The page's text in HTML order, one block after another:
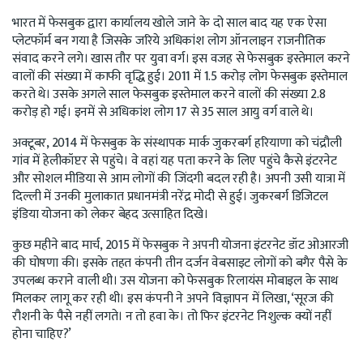
भारत में फेसबुक द्वारा कार्यालय खोले जाने के दो साल बाद यह एक ऐसा
प्लेटफॉर्म बन गया है जिसके जरिये अधिकांश लोग ऑनलाइन राजनीतिक
संवाद करने लगे। खास तौर पर युवा वर्ग। इस वजह से फेसबुक इस्तेमाल करने
वालों की संख्या में काफी वृद्धि हुई। 2011 में 1.5 करोड़ लोग फेसबुक इस्तेमाल
करते थे। उसके अगले साल फेसबुक इस्तेमाल करने वालों की संख्या 2.8
करोड़ हो गई। इनमें से अधिकांश लोग 17 से 35 साल आयु वर्ग वाले थे।
अक्टूबर, 2014 में फेसबुक के संस्थापक मार्क जुकरबर्ग हरियाणा को चंद्रौली
गांव में हेलीकॉप्टर से पहुंचे। वे वहां यह पता करने के लिए पहुंचे कैसे इंटरनेट
और सोशल मीडिया से आम लोगों की जिंदगी बदल रही है। अपनी उसी यात्रा में
दिल्ली में उनकी मुलाकात प्रधानमंत्री नरेंद्र मोदी से हुई। जुकरबर्ग डिजिटल
इंडिया योजना को लेकर बेहद उत्साहित दिखे।
कुछ महीने बाद मार्च, 2015 में फेसबुक ने अपनी योजना इंटरनेट डॉट ओआरजी
की घोषणा की। इसके तहत कंपनी तीन दर्जन वेबसाइट लोगों को बगैर पैसे के
उपलब्ध कराने वाली थी। उस योजना को फेसबुक रिलायंस मोबाइल के साथ
मिलकर लागू कर रही थी। इस कंपनी ने अपने विज्ञापन में लिखा, ‘सूरज की
रौशनी के पैसे नहीं लगते। न तो हवा के। तो फिर इंटरनेट निशुल्क क्यों नहीं
होना चाहिए?’